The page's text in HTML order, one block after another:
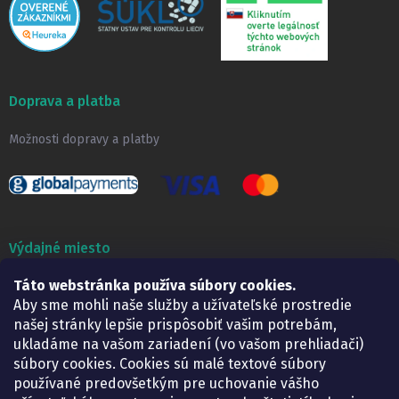
Táto webstránka používa súbory cookies.
Aby sme mohli naše služby a užívateľské prostredie
našej stránky lepšie prispôsobiť vašim potrebám,
ukladáme na vašom zariadení (vo vašom prehliadači)
súbory cookies. Cookies sú malé textové súbory
používané predovšetkým pre uchovanie vášho
Doprava a platba
Možnosti dopravy a platby
Výdajné miesto
Lekáreň ADONAI
Košice – Smetanova 2
Pondelok:
07.30 – 15.30 h.
Utorok:
07.30 – 16.00 h.
Streda:
07.30 – 16.00 h.
Štvrtok:
07.30 – 15.30 h.
Piatok:
07.30 – 15.30 h.